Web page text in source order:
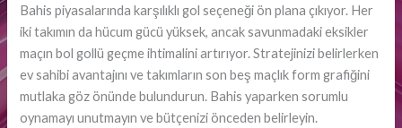
Bahis piyasalarında karşılıklı gol seçeneği ön plana çıkıyor. Her
iki takımın da hücum gücü yüksek, ancak savunmadaki eksikler
maçın bol gollü geçme ihtimalini artırıyor. Stratejinizi belirlerken
ev sahibi avantajını ve takımların son beş maçlık form grafiğini
mutlaka göz önünde bulundurun. Bahis yaparken sorumlu
oynamayı unutmayın ve bütçenizi önceden belirleyin.